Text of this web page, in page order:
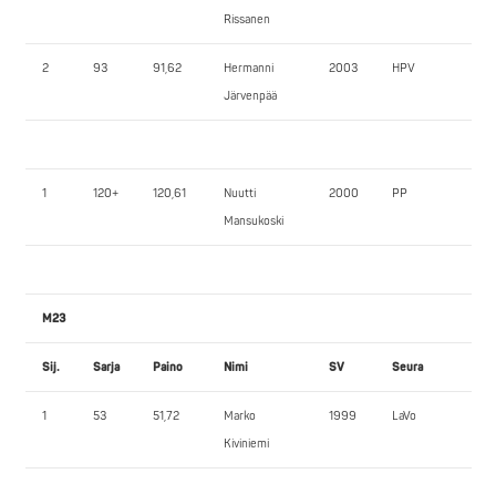
Rissanen
2 93 91,62
Hermanni
Järvenpää
2003 HPV
1 120+ 120,61
Nuutti
Mansukoski
2000 PP
M23
Sij. Sarja Paino Nimi SV Seura
1 53 51,72
Marko
Kiviniemi
1999 LaVo